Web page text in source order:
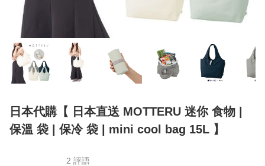
日本代購【 日本直送 MOTTERU 迷你 食物 |
保溫 袋 | 保冷 袋 | mini cool bag 15L 】
2 評語